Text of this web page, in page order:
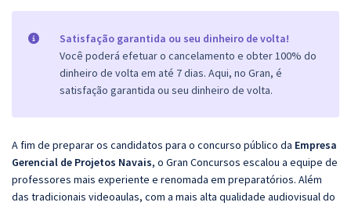
Satisfação garantida ou seu dinheiro de volta!
Você poderá efetuar o cancelamento e obter 100% do
dinheiro de volta em até 7 dias. Aqui, no Gran, é
satisfação garantida ou seu dinheiro de volta.
A fim de preparar os candidatos para o concurso público da Empresa
Gerencial de Projetos Navais, o Gran Concursos escalou a equipe de
professores mais experiente e renomada em preparatórios. Além
das tradicionais videoaulas, com a mais alta qualidade audiovisual do